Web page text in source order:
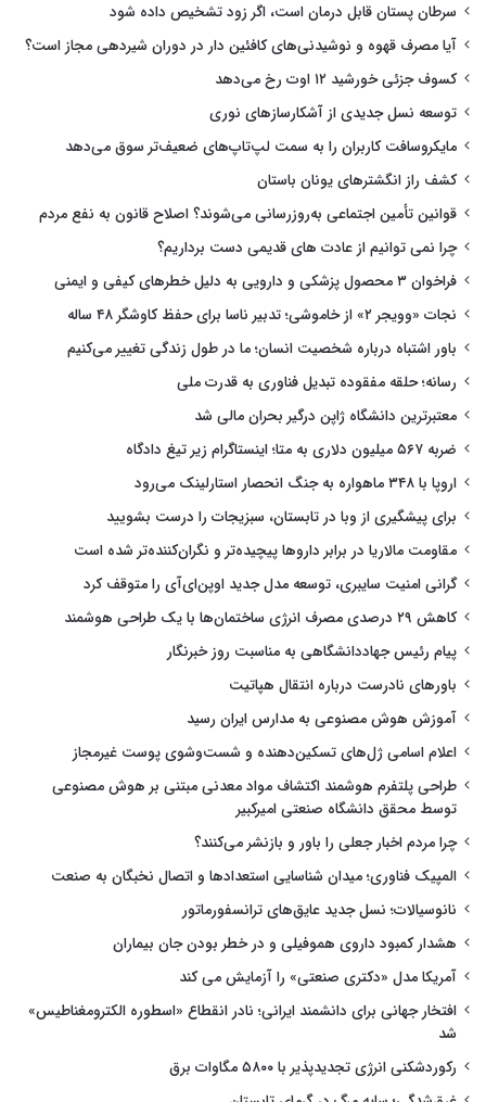
سرطان پستان قابل درمان است، اگر زود تشخیص داده شود
آیا مصرف قهوه و نوشیدنی‌های کافئین دار در دوران شیردهی مجاز است؟
کسوف جزئی خورشید ۱۲ اوت رخ می‌دهد
توسعه نسل جدیدی از آشکارسازهای نوری
مایکروسافت کاربران را به سمت لپ‌تاپ‌های ضعیف‌تر سوق می‌دهد
کشف راز انگشترهای یونان باستان
قوانین تأمین اجتماعی به‌روزرسانی می‌شوند؟ اصلاح قانون به نفع مردم
چرا نمی توانیم از عادت های قدیمی دست برداریم؟
فراخوان ۳ محصول پزشکی و دارویی به دلیل خطرهای کیفی و ایمنی
نجات «وویجر ۲» از خاموشی؛ تدبیر ناسا برای حفظ کاوشگر ۴۸ ساله
باور اشتباه درباره شخصیت انسان؛ ما در طول زندگی تغییر می‌کنیم
رسانه؛ حلقه مفقوده تبدیل فناوری به قدرت ملی
معتبرترین دانشگاه ژاپن درگیر بحران مالی شد
ضربه ۵۶۷ میلیون دلاری به متا؛ اینستاگرام زیر تیغ دادگاه
اروپا با ۳۴۸ ماهواره به جنگ انحصار استارلینک می‌رود
برای پیشگیری از وبا در تابستان، سبزیجات را درست بشویید
مقاومت مالاریا در برابر داروها پیچیده‌تر و نگران‌کننده‌تر شده است
گرانی امنیت سایبری، توسعه مدل جدید اوپن‌ای‌آی را متوقف کرد
کاهش ۲۹ درصدی مصرف انرژی ساختمان‌ها با یک طراحی هوشمند
پیام رئیس جهاددانشگاهی به مناسبت روز خبرنگار
باورهای نادرست درباره انتقال هپاتیت
آموزش هوش مصنوعی به مدارس ایران رسید
اعلام اسامی ژل‌های تسکین‌دهنده و شست‌وشوی پوست غیرمجاز
طراحی پلتفرم هوشمند اکتشاف مواد معدنی مبتنی بر هوش مصنوعی
توسط محقق دانشگاه صنعتی امیرکبیر
چرا مردم اخبار جعلی را باور و بازنشر می‌کنند؟
المپیک فناوری؛ میدان شناسایی استعدادها و اتصال نخبگان به صنعت
نانوسیالات؛ نسل جدید عایق‌های ترانسفورماتور
هشدار کمبود داروی هموفیلی و در خطر بودن جان بیماران
آمریکا مدل «دکتری صنعتی» را آزمایش می کند
افتخار جهانی برای دانشمند ایرانی؛ نادر انقطاع «اسطوره الکترومغناطیس»
شد
رکوردشکنی انرژی تجدیدپذیر با ۵۸۰۰ مگاوات برق